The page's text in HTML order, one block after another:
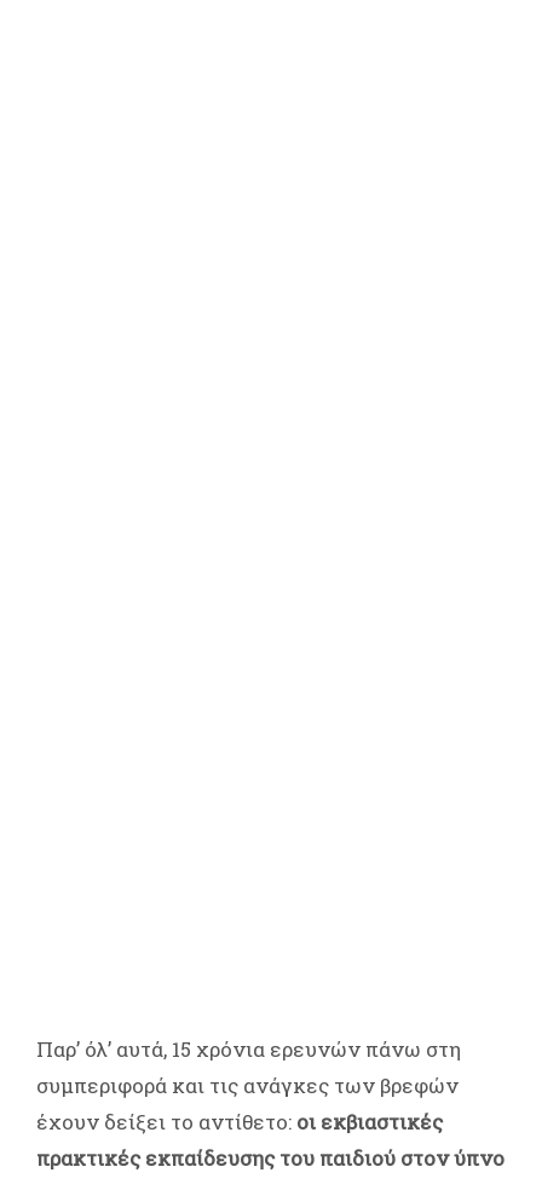
Παρ’ όλ’ αυτά, 15 χρόνια ερευνών πάνω στη
συμπεριφορά και τις ανάγκες των βρεφών
έχουν δείξει το αντίθετο: οι εκβιαστικές
πρακτικές εκπαίδευσης του παιδιού στον ύπνο